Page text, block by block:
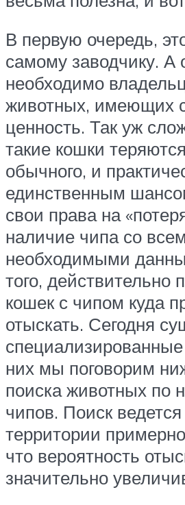
В первую очередь,
самому заводчику. А
необходимо
животных, имеющих
ценность. Так уж
такие кошки
обычного, и
единственным
свои права на
наличие чипа со
необходимыми
того, действительно
кошек с чипом куда
отыскать. Сегодня
них мы поговорим
поиска животных по
чипов. Поиск
территории
что вероятность
значительно